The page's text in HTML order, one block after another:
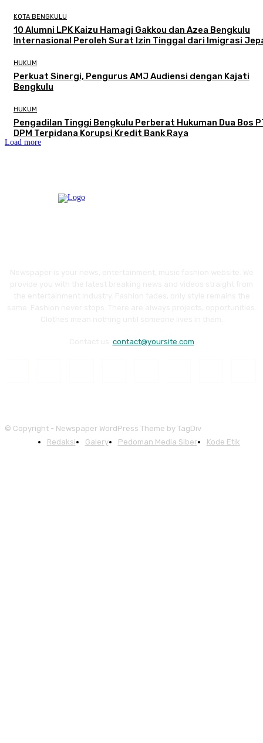
KOTA BENGKULU
‎10 Alumni LPK Kaizu Hamagi Gakkou dan Azea Bengkulu
Internasional Peroleh Surat Izin Tinggal dari Imigrasi
HUKUM
Perkuat Sinergi, Pengurus AMJ Audiensi dengan Kajati
Bengkulu
HUKUM
Pengadilan Tinggi Bengkulu Perberat Hukuman Dua Bos
DPM Terpidana Korupsi Kredit Bank Raya
Load more
contact@yoursite.com
© Copyright - Newspaper WordPress Theme by TagDiv
Redaksi
Galery Pedoman Media Siber Kode Etik